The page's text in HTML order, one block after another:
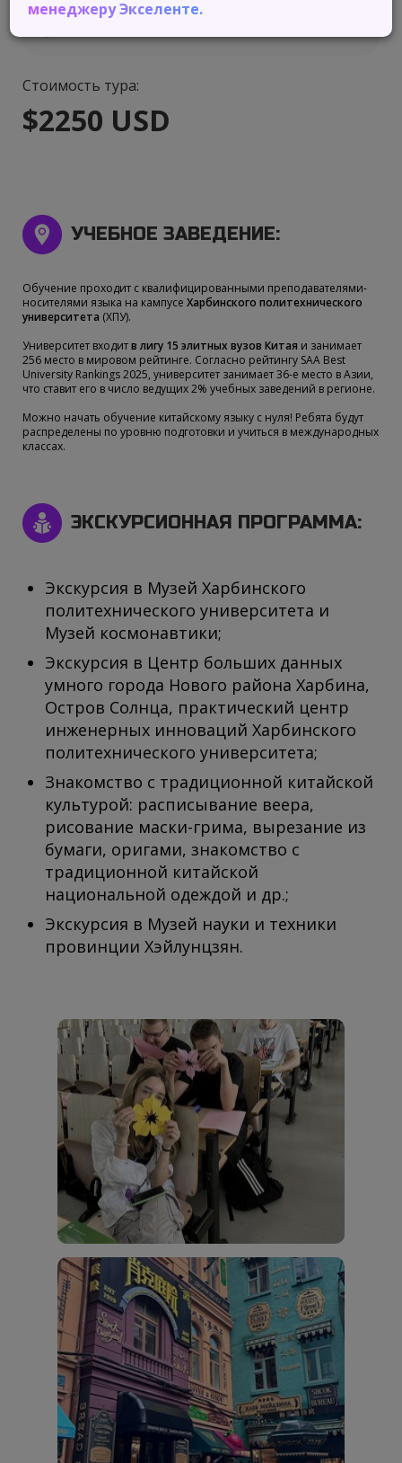
Возраст: 12+
Стоимость тура:
$2250 USD
УЧЕБНОЕ ЗАВЕДЕНИЕ:
Обучение проходит с квалифицированными преподавателями-
носителями языка на кампусе Харбинского политехнического
университета (ХПУ).
Университет входитв лигу 15 элитных вузов Китая и занимает
256 место в мировом рейтинге. Согласно рейтингу SAA Best
University Rankings 2025, университет занимает 36-е место в Азии,
что ставит его в число ведущих 2% учебных заведений в регионе.
Можно начать обучение китайскому языку с нуля! Ребята будут
распределены по уровню подготовки и учиться в международных
классах.
ЭКСКУРСИОННАЯ ПРОГРАММА:
Экскурсия в Музей Харбинского
политехнического университета и
Музей космонавтики;
Экскурсия в Центр больших данных
умного города Нового района Харбина,
Остров Солнца, практический центр
инженерных инноваций Харбинского
политехнического университета;
Знакомство с традиционной китайской
культурой: расписывание веера,
рисование маски-грима, вырезание из
бумаги, оригами, знакомство с
традиционной китайской
национальной одеждой и др.;
Экскурсия в Музей науки и техники
провинции Хэйлунцзян.
менеджеру Экселенте.